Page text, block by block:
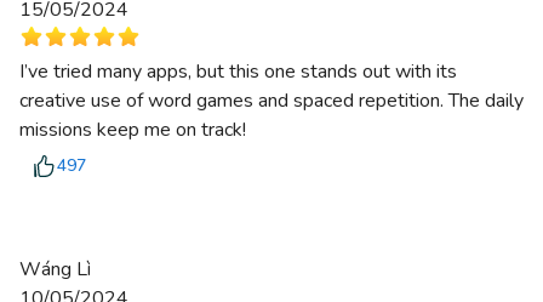
15/05/2024
I’ve tried many apps, but this one stands out with its
creative use of word games and spaced repetition. The daily
missions keep me on track!
497
Wáng Lì